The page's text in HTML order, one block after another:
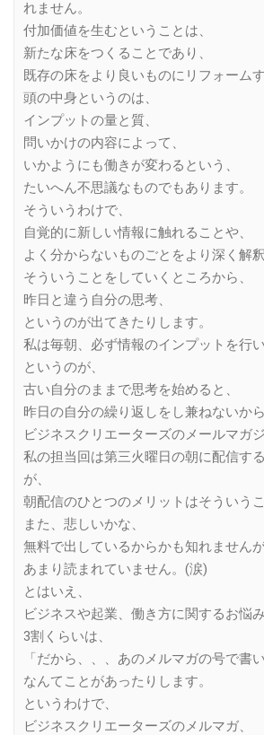
れません。
付加価値を生むということは、
新たな床をつくることであり、
既存の床をより良いものにリフォーム
頭の中身というのは、
インプットの量と質、
問いかけの内容によって、
いかようにも働きが変わるという、
たいへん不思議なものでもあります。
そういうわけで、
自覚的に新しい情報に触れることや、
よく分からないものごとをより深く解釈
そういうことをしていくところから、
昨日と違う自分の思考、
というのが出てきたりします。
私は毎朝、必ず情報のインプットを行い
というのが、
古い自分のままで思考を始めると、
昨日の自分の繰り返しをし兼ねないから
ビジネスクリエーターズのメールマガジ
私の担当回は第三火曜日の朝に配信す
が、
朝配信のひとつのメリットはそういう
また、悲しいかな、
無料で出しているからかも知れませんが
あまり読まれていません。(涙)
とはいえ、
ビジネスや起業、働き方に関するお悩
3割くらいは、
「だから、、、あのメルマガの号で書
なんてことがあったりします。
というわけで、
ビジネスクリエーターズのメルマガ、